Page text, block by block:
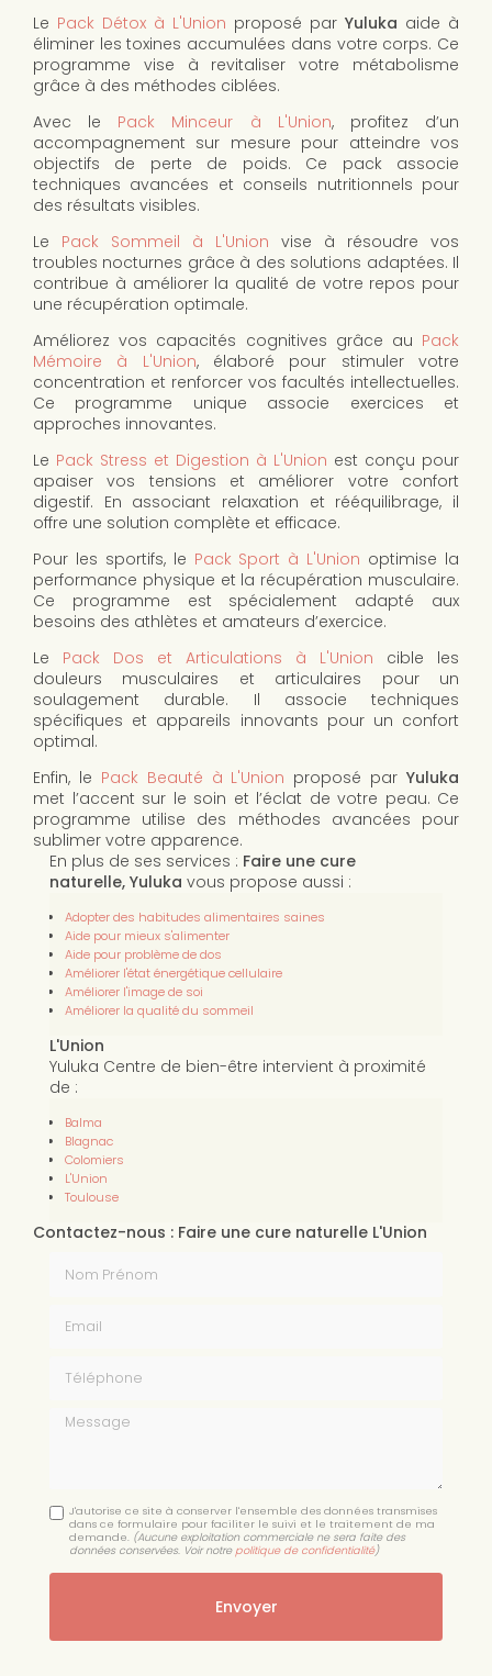
Le Pack Détox à L'Union proposé par Yuluka aide à
éliminer les toxines accumulées dans votre corps. Ce
programme vise à revitaliser votre métabolisme
grâce à des méthodes ciblées.
Avec le Pack Minceur à L'Union, profitez d’un
accompagnement sur mesure pour atteindre vos
objectifs de perte de poids. Ce pack associe
techniques avancées et conseils nutritionnels pour
des résultats visibles.
Le Pack Sommeil à L'Union vise à résoudre vos
troubles nocturnes grâce à des solutions adaptées. Il
contribue à améliorer la qualité de votre repos pour
une récupération optimale.
Améliorez vos capacités cognitives grâce au Pack
Mémoire à L'Union, élaboré pour stimuler votre
concentration et renforcer vos facultés intellectuelles.
Ce programme unique associe exercices et
approches innovantes.
Le Pack Stress et Digestion à L'Union est conçu pour
apaiser vos tensions et améliorer votre confort
digestif. En associant relaxation et rééquilibrage, il
offre une solution complète et efficace.
Pour les sportifs, le Pack Sport à L'Union optimise la
performance physique et la récupération musculaire.
Ce programme est spécialement adapté aux
besoins des athlètes et amateurs d’exercice.
Le Pack Dos et Articulations à L'Union cible les
douleurs musculaires et articulaires pour un
soulagement durable. Il associe techniques
spécifiques et appareils innovants pour un confort
optimal.
Enfin, le Pack Beauté à L'Union proposé par Yuluka
met l’accent sur le soin et l’éclat de votre peau. Ce
programme utilise des méthodes avancées pour
sublimer votre apparence.
En plus de ses services : Faire une cure
naturelle, Yuluka vous propose aussi :
Adopter des habitudes alimentaires saines
Aide pour mieux s'alimenter
Aide pour problème de dos
Améliorer l'état énergétique cellulaire
Améliorer l'image de soi
Améliorer la qualité du sommeil
L'Union
Yuluka Centre de bien-être intervient à proximité
de :
Balma
Blagnac
Colomiers
L'Union
Toulouse
Contactez-nous : Faire une cure naturelle L'Union
Message
J'autorise ce site à conserver l'ensemble des données transmises
dans ce formulaire pour faciliter le suivi et le traitement de ma
demande. (Aucune exploitation commerciale ne sera faite des
données conservées. Voir notre politique de confidentialité)